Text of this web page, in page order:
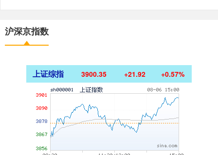
沪深京指数
上证综指 3900.35 +21.92 +0.57%